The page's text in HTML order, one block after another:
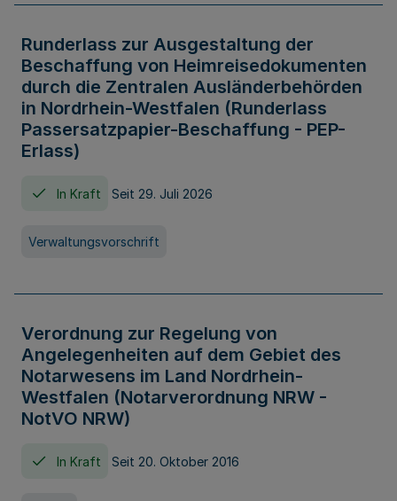
Runderlass zur Ausgestaltung der
Beschaffung von Heimreisedokumenten
durch die Zentralen Ausländerbehörden
in Nordrhein-Westfalen (Runderlass
Passersatzpapier-Beschaffung - PEP-
Erlass)
In Kraft Seit 29. Juli 2026
Verwaltungsvorschrift
Verordnung zur Regelung von
Angelegenheiten auf dem Gebiet des
Notarwesens im Land Nordrhein-
Westfalen (Notarverordnung NRW -
NotVO NRW)
In Kraft Seit 20. Oktober 2016